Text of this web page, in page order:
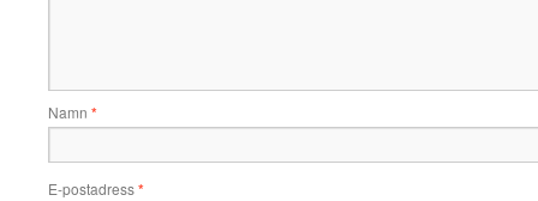
Namn *
E-postadress*